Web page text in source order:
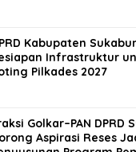
Kabupaten
Infrastruktur
Pilkades 2027
Golkar–PAN DPRD
Aspirasi Reses